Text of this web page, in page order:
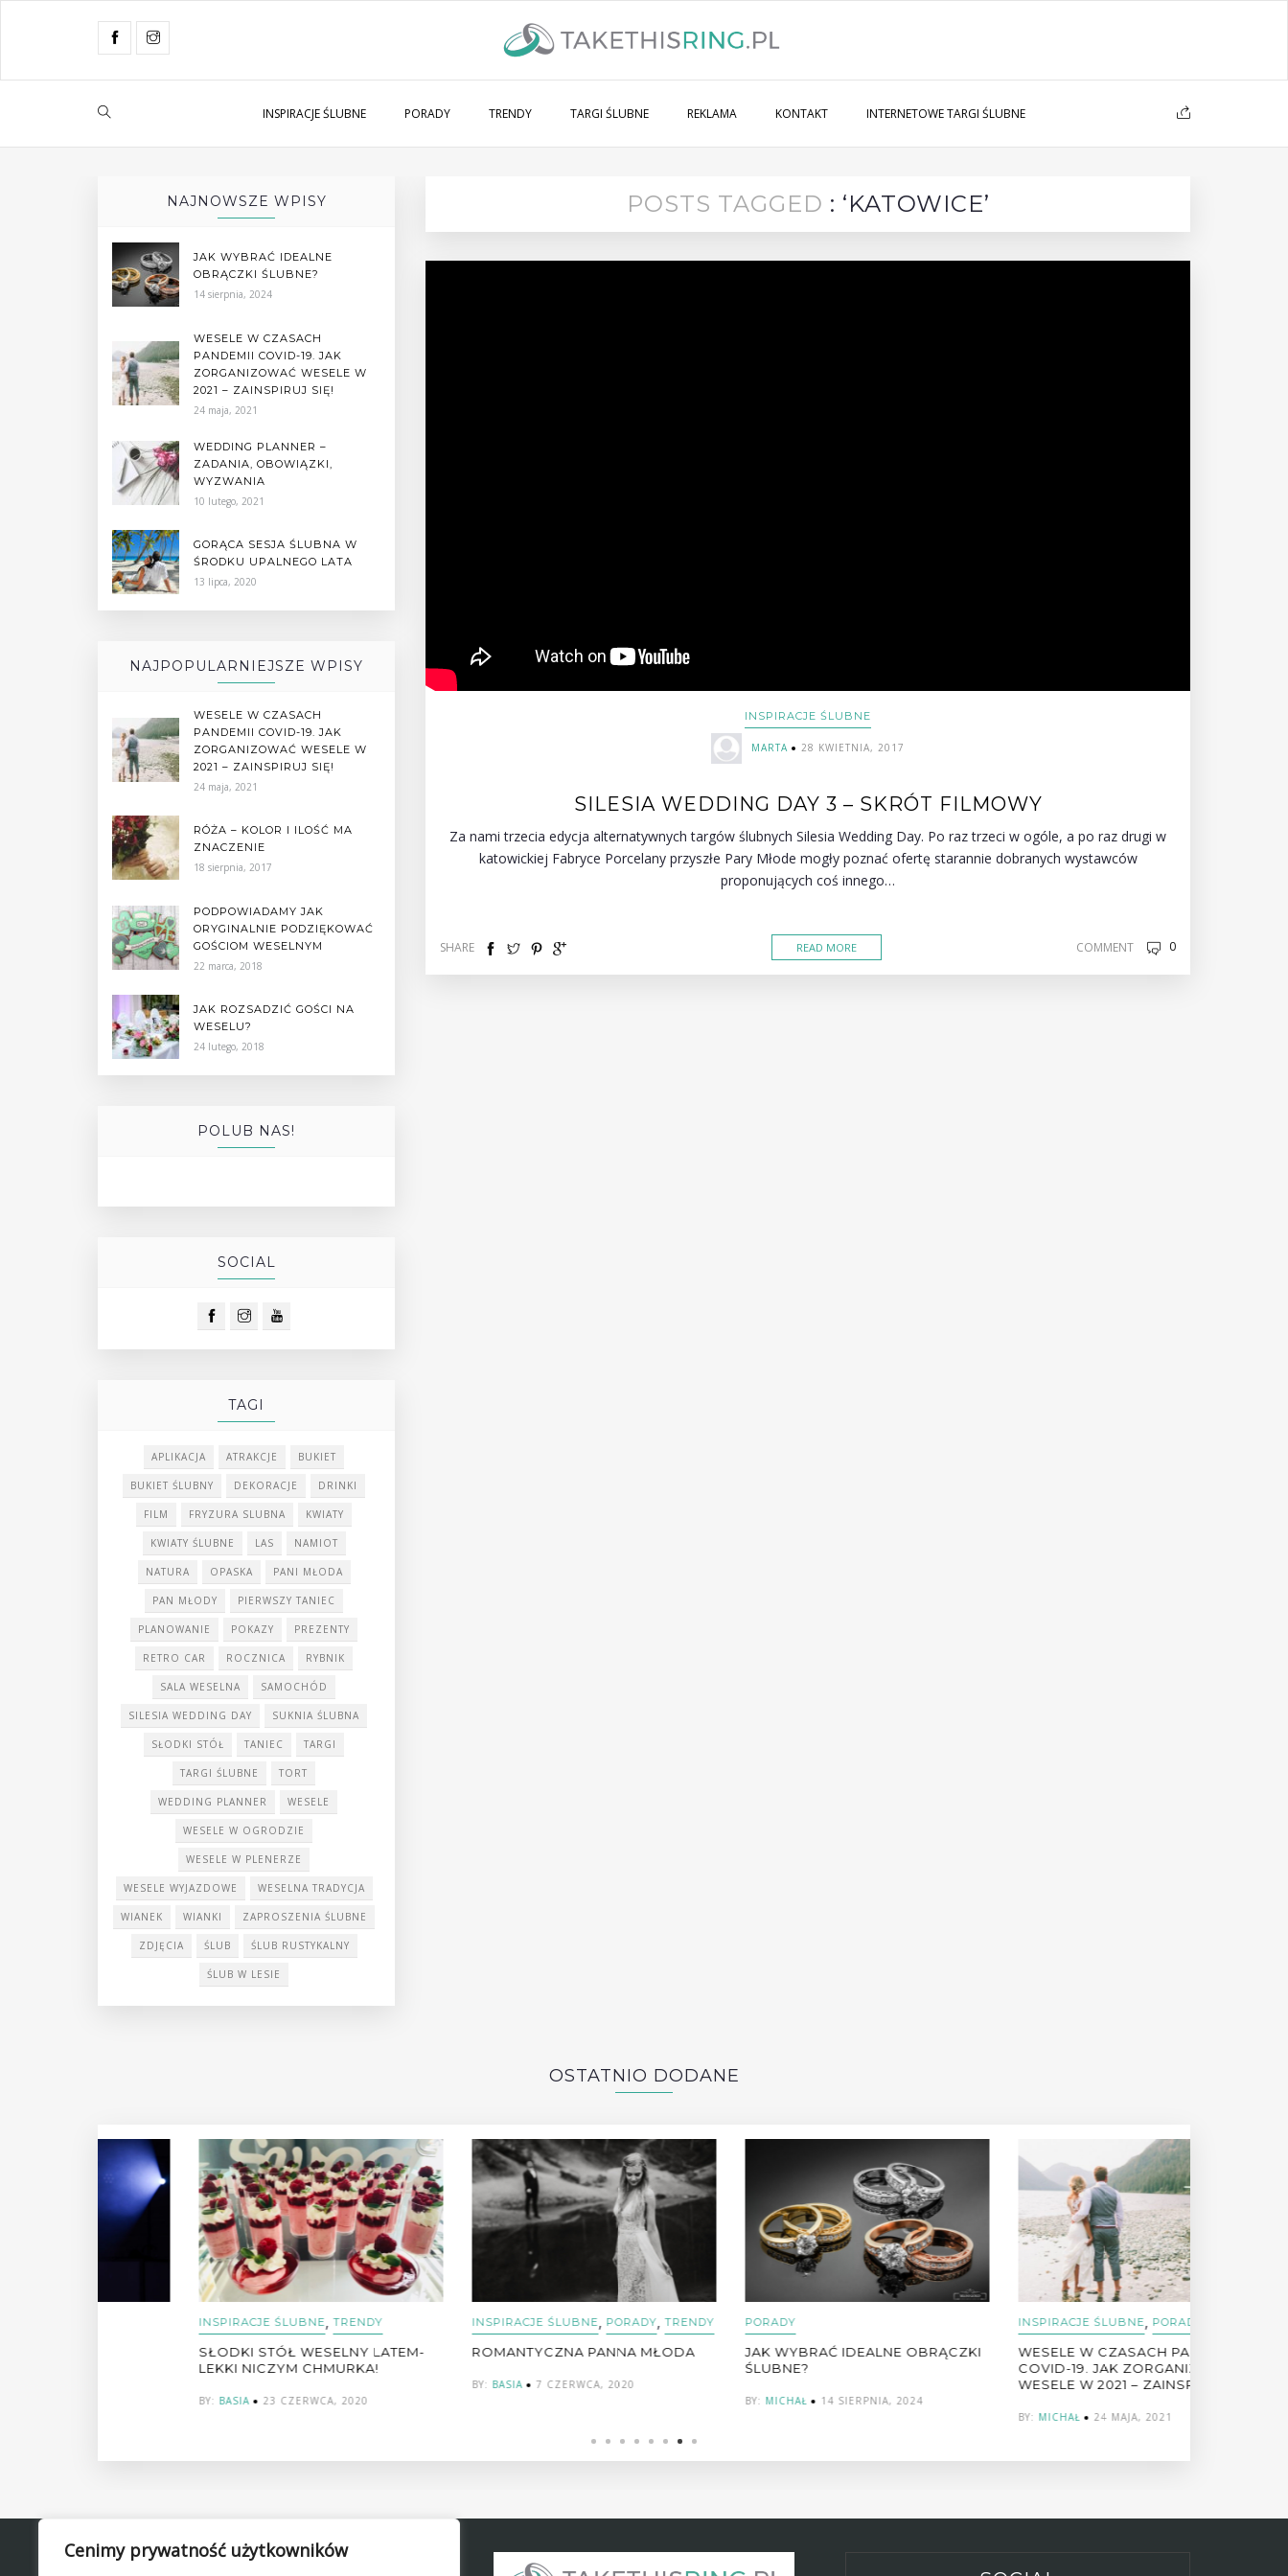
Cenimy prywatność użytkowników
INSPIRACJE ŚLUBNE PORADY TRENDY TARGI ŚLUBNE REKLAMA KONTAKT INTERNETOWE TARGI ŚLUBNE
POSTS TAGGED : ‘KATOWICE’
INSPIRACJE ŚLUBNE
MARTA 28 KWIETNIA, 2017
SILESIA WEDDING DAY 3 – SKRÓT FILMOWY
Za nami trzecia edycja alternatywnych targów ślubnych Silesia Wedding Day. Po raz trzeci w ogóle, a po raz drugi w
katowickiej Fabryce Porcelany przyszłe Pary Młode mogły poznać ofertę starannie dobranych wystawców
proponujących coś innego…
READ MORE
SHARE COMMENT 0
NAJNOWSZE WPISY
JAK WYBRAĆ IDEALNE
OBRĄCZKI ŚLUBNE?
14 sierpnia, 2024
WESELE W CZASACH
PANDEMII COVID-19. JAK
ZORGANIZOWAĆ WESELE W
2021 – ZAINSPIRUJ SIĘ!
24 maja, 2021
WEDDING PLANNER –
ZADANIA, OBOWIĄZKI,
WYZWANIA
10 lutego, 2021
GORĄCA SESJA ŚLUBNA W
ŚRODKU UPALNEGO LATA
13 lipca, 2020
NAJPOPULARNIEJSZE WPISY
WESELE W CZASACH
PANDEMII COVID-19. JAK
ZORGANIZOWAĆ WESELE W
2021 – ZAINSPIRUJ SIĘ!
24 maja, 2021
RÓŻA – KOLOR I ILOŚĆ MA
ZNACZENIE
18 sierpnia, 2017
PODPOWIADAMY JAK
ORYGINALNIE PODZIĘKOWAĆ
GOŚCIOM WESELNYM
22 marca, 2018
JAK ROZSADZIĆ GOŚCI NA
WESELU?
24 lutego, 2018
POLUB NAS!
SOCIAL
TAGI
APLIKACJA ATRAKCJE BUKIET
BUKIET ŚLUBNY DEKORACJE DRINKI
FILM FRYZURA SLUBNA KWIATY
KWIATY ŚLUBNE LAS NAMIOT
NATURA OPASKA PANI MŁODA
PAN MŁODY PIERWSZY TANIEC
PLANOWANIE POKAZY PREZENTY
RETRO CAR ROCZNICA RYBNIK
SALA WESELNA SAMOCHÓD
SILESIA WEDDING DAY SUKNIA ŚLUBNA
SŁODKI STÓŁ TANIEC TARGI
TARGI ŚLUBNE TORT
WEDDING PLANNER WESELE
WESELE W OGRODZIE
WESELE W PLENERZE
WESELE WYJAZDOWE WESELNA TRADYCJA
WIANEK WIANKI ZAPROSZENIA ŚLUBNE
ZDJĘCIA ŚLUB ŚLUB RUSTYKALNY
ŚLUB W LESIE
OSTATNIO DODANE
INSPIRACJE ŚLUBNE,TRENDY
SŁODKI STÓŁ WESELNY LATEM-
LEKKI NICZYM CHMURKA!
23 CZERWCA, 2020
INSPIRACJE ŚLUBNE,PORADY,TRENDY
ROMANTYCZNA PANNA MŁODA
7 CZERWCA, 2020
PORADY
JAK WYBRAĆ IDEALNE OBRĄCZKI
14 SIERPNIA, 2024
INSPIRACJE ŚLUBNE,PORADY
WESELE W CZASACH PANDEMII
COVID-19. JAK ZORGANIZOWAĆ
WESELE W 2021 – ZAINSPIRUJ SIĘ!
24 MAJA, 2021